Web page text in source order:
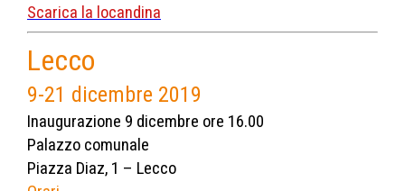
Scarica la locandina
Lecco
9-21 dicembre 2019
Inaugurazione 9 dicembre ore 16.00
Palazzo comunale
Piazza Diaz, 1 – Lecco